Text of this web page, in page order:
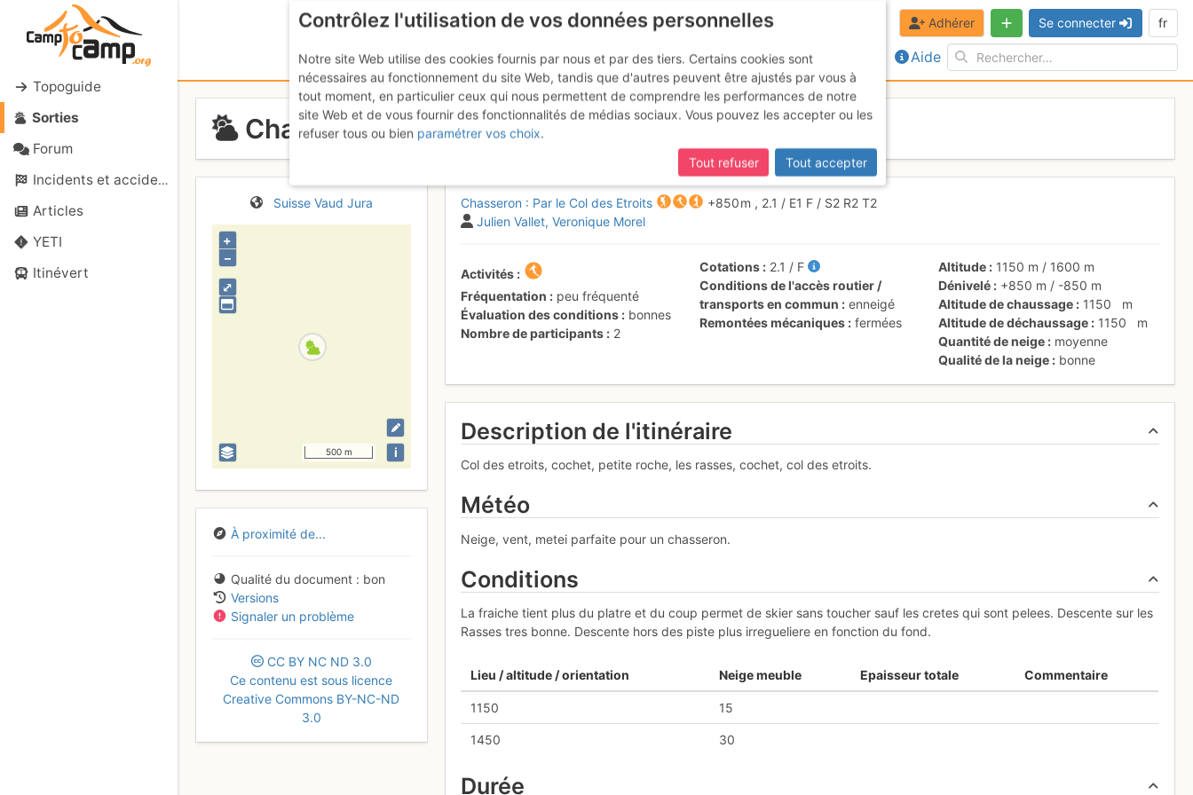
Topoguide
Sorties
Forum
Incidents et accidents
Articles
YETI
Itinévert
Aide
Adhérer Se connecter fr
Chasseron : Par le Col des Etroits
Suisse Vaud Jura
⤢
+
–
500 m i
À proximité de...
Qualité du document
bon
Versions
Signaler un problème
CC BY NC ND 3.0
Ce contenu est sous licence
Creative Commons BY-NC-ND
3.0
Chasseron : Par le Col des Etroits +850 m , 2.1 / E1 F / S2 R2T2
Julien Vallet Veronique Morel
Activités
Fréquentation
peu fréquenté
Évaluation des conditions
bonnes
Nombre de participants
2
Cotations 2.1 / F
Conditions de l'accès routier /
transports en commun
enneigé
Remontées mécaniques
fermées
Altitude 1150 m / 1600 m
Dénivelé
+850 m / -850 m
Altitude de chaussage
1150
m
Altitude de déchaussage
1150
m
Quantité de neige
moyenne
Qualité de la neige
bonne
Description de l'itinéraire
Col des etroits, cochet, petite roche, les rasses, cochet, col des etroits.
Météo
Neige, vent, metei parfaite pour un chasseron.
Conditions
La fraiche tient plus du platre et du coup permet de skier sans toucher sauf les cretes qui sont pelees. Descente sur les
Rasses tres bonne. Descente hors des piste plus irregueliere en fonction du fond.
Lieu / altitude / orientation Neige meuble Epaisseur totale Commentaire
1150 15
1450 30
Durée
Contrôlez l'utilisation de vos données personnelles
Notre site Web utilise des cookies fournis par nous et par des tiers. Certains cookies sont
nécessaires au fonctionnement du site Web, tandis que d'autres peuvent être ajustés par vous à
tout moment, en particulier ceux qui nous permettent de comprendre les performances de notre
site Web et de vous fournir des fonctionnalités de médias sociaux. Vous pouvez les accepter ou les
refuser tous ou bien paramétrer vos choix.
Tout refuser
Tout accepter